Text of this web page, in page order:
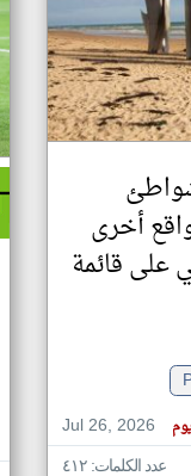
أخرى
على قائمة
Jul 26, 2026
عدد الكلمات: ٤١٢